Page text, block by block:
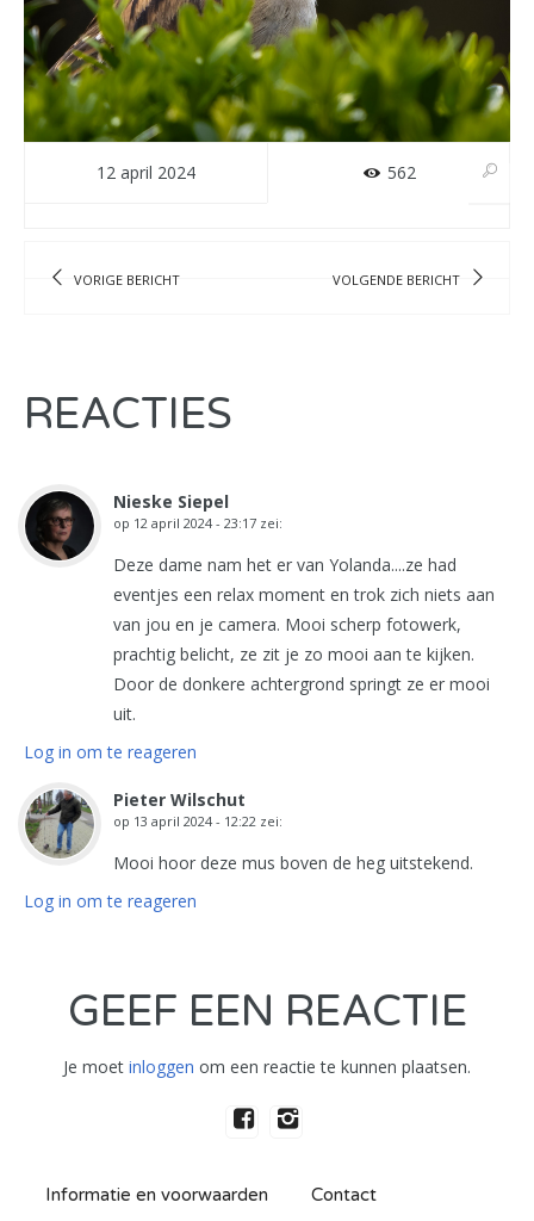
12 april 2024 562
VORIGE BERICHT VOLGENDE BERICHT
REACTIES
Nieske Siepel
op 12 april 2024 - 23:17 zei:
Deze dame nam het er van Yolanda....ze had
eventjes een relax moment en trok zich niets aan
van jou en je camera. Mooi scherp fotowerk,
prachtig belicht, ze zit je zo mooi aan te kijken.
Door de donkere achtergrond springt ze er mooi
uit.
Log in om te reageren
Pieter Wilschut
op 13 april 2024 - 12:22 zei:
Mooi hoor deze mus boven de heg uitstekend.
Log in om te reageren
GEEF EEN REACTIE
Je moet inloggen om een reactie te kunnen plaatsen.
Informatie en voorwaarden Contact